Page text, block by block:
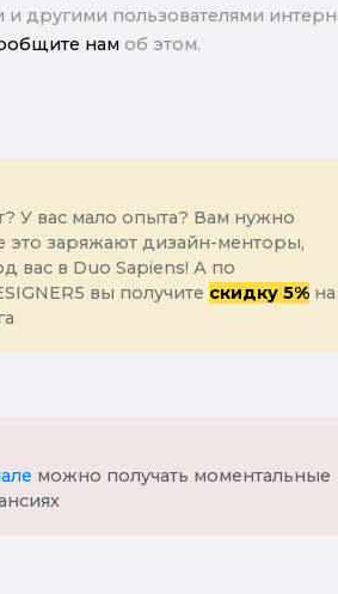
другими пользователями
нам об этом.
У вас мало опыта? Вам нужно
это заряжают дизайн-менторы,
вас в Duo Sapiens! А по
вы получите скидку 5%на
можно получать моментальные